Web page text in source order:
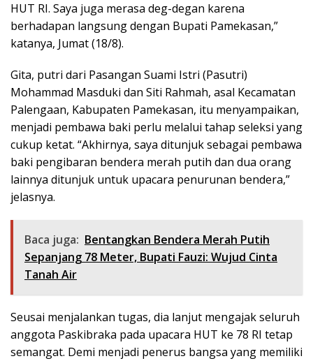
HUT RI. Saya juga merasa deg-degan karena
berhadapan langsung dengan Bupati Pamekasan,”
katanya, Jumat (18/8).
Gita, putri dari Pasangan Suami Istri (Pasutri)
Mohammad Masduki dan Siti Rahmah, asal Kecamatan
Palengaan, Kabupaten Pamekasan, itu menyampaikan,
menjadi pembawa baki perlu melalui tahap seleksi yang
cukup ketat. “Akhirnya, saya ditunjuk sebagai pembawa
baki pengibaran bendera merah putih dan dua orang
lainnya ditunjuk untuk upacara penurunan bendera,”
jelasnya.
Baca juga: Bentangkan Bendera Merah Putih
Sepanjang 78 Meter, Bupati Fauzi: Wujud Cinta
Tanah Air
Seusai menjalankan tugas, dia lanjut mengajak seluruh
anggota Paskibraka pada upacara HUT ke 78 RI tetap
semangat. Demi menjadi penerus bangsa yang memiliki